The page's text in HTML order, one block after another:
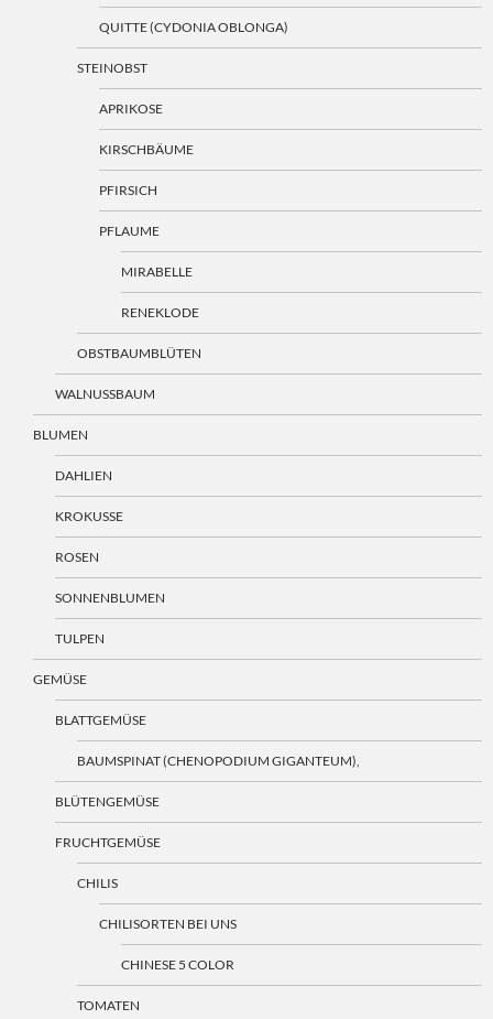
QUITTE (CYDONIA OBLONGA)
STEINOBST
APRIKOSE
KIRSCHBÄUME
PFIRSICH
PFLAUME
MIRABELLE
RENEKLODE
OBSTBAUMBLÜTEN
WALNUSSBAUM
BLUMEN
DAHLIEN
KROKUSSE
ROSEN
SONNENBLUMEN
TULPEN
GEMÜSE
BLATTGEMÜSE
BAUMSPINAT (CHENOPODIUM GIGANTEUM),
BLÜTENGEMÜSE
FRUCHTGEMÜSE
CHILIS
CHILISORTEN BEI UNS
CHINESE 5 COLOR
TOMATEN